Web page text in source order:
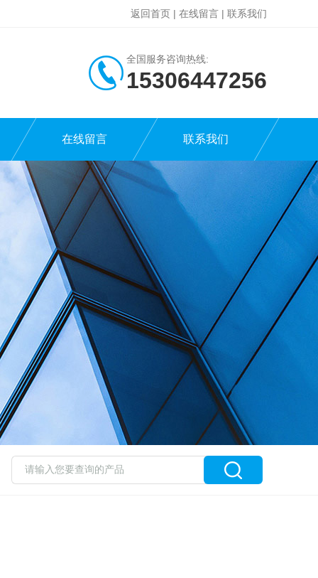
返回首页 | 在线留言 | 联系我们
全国服务咨询热线:
15306447256
在线留言 联系我们